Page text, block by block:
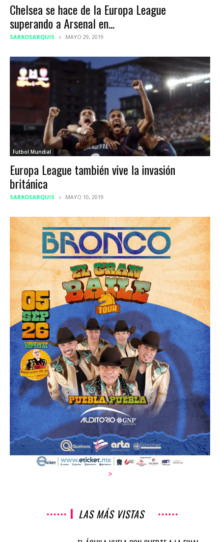
Chelsea se hace de la Europa League
superando a Arsenal en...
SARKOSARQUIS MAYO 29, 2019
Futbol Mundial
Europa League también vive la invasión
británica
SARKOSARQUIS MAYO 10, 2019
>
LAS MÁS VISTAS